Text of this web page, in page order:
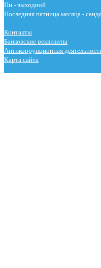
Пн - выходной
Последняя пятница месяца -
Контакты
Банковские реквизиты
Антикоррупционная
Карта сайта